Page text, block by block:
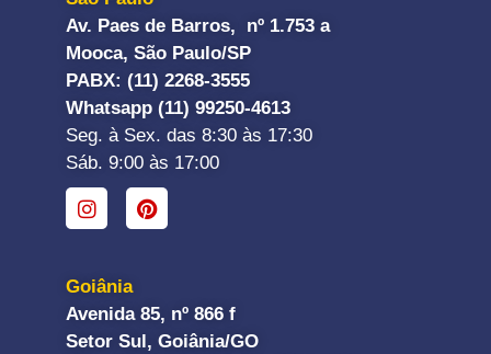
Av. Paes de Barros, nº 1.753 a
Mooca, São Paulo/SP
PABX: (11) 2268-3555
Whatsapp (11) 99250-4613
Seg. à Sex. das 8:30 às 17:30
Sáb. 9:00 às 17:00
Goiânia
Avenida 85, nº 866 f
Setor Sul, Goiânia/GO